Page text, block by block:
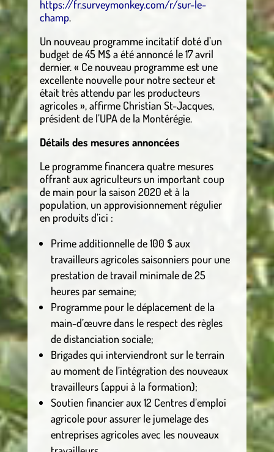
https://fr.surveymonkey.com/r/sur-le-
champ.
Un nouveau programme incitatif doté d’un
budget de 45 M$ a été annoncé le 17 avril
dernier. « Ce nouveau programme est une
excellente nouvelle pour notre secteur et
était très attendu par les producteurs
agricoles », affirme Christian St-Jacques,
président de l’UPA de la Montérégie.
Détails des mesures annoncées
Le programme financera quatre mesures
offrant aux agriculteurs un important coup
de main pour la saison 2020 et à la
population, un approvisionnement régulier
en produits d’ici :
Prime additionnelle de 100 $ aux
travailleurs agricoles saisonniers pour une
prestation de travail minimale de 25
heures par semaine;
Programme pour le déplacement de la
main-d’œuvre dans le respect des règles
de distanciation sociale;
Brigades qui interviendront sur le terrain
au moment de l’intégration des nouveaux
travailleurs (appui à la formation);
Soutien financier aux 12 Centres d’emploi
agricole pour assurer le jumelage des
entreprises agricoles avec les nouveaux